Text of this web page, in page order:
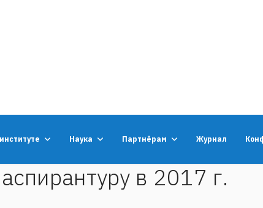
Наука Партнёрам Журнал
в 2017 г.